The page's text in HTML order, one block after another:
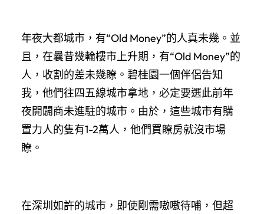
年夜大都城市，有“Old Money”的人真未幾。並
且，在曩昔幾輪樓市上升期，有“Old Money”的
人，收割的差未幾瞭。碧桂園一個伴侶告知
我，他們往四五線城市拿地，必定要選此前年
夜開闢商未進駐的城市。由於，這些城市有購
置力人的隻有1-2萬人，他們買瞭房就沒市場
瞭。
在深圳如許的城市，即使剛需嗷嗷待哺，但超